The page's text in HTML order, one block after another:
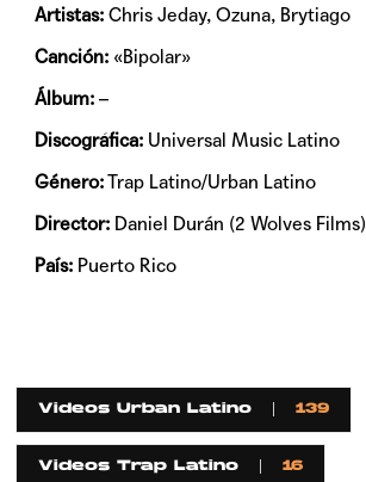
Artistas: Chris Jeday, Ozuna, Brytiago
Canción: «Bipolar»
Álbum: –
Discográfica: Universal Music Latino
Género:Trap Latino/Urban Latino
Director: Daniel Durán (2 Wolves Films)
País: Puerto Rico
Videos Urban Latino 139
Videos Trap Latino 16